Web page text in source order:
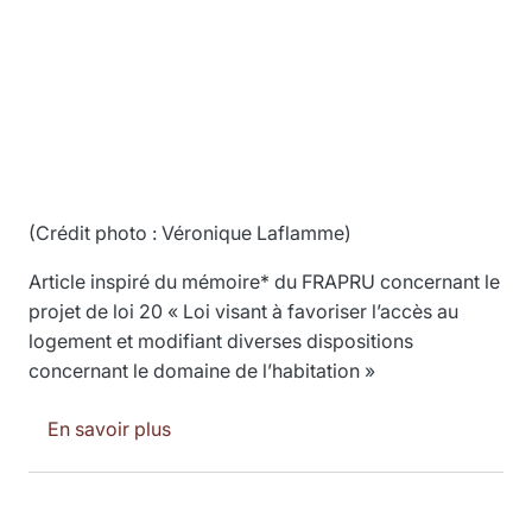
(Crédit photo : Véronique Laflamme)
Article inspiré du mémoire* du FRAPRU concernant le
projet de loi 20 « Loi visant à favoriser l’accès au
logement et modifiant diverses dispositions
concernant le domaine de l’habitation »
En savoir plussur Projet de loi 20 : Prétendre favoriser